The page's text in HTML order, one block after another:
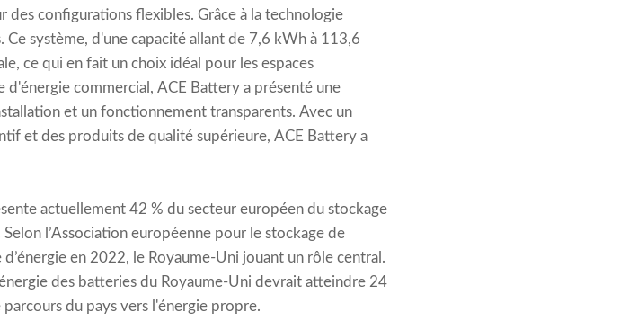
configurations flexibles. Grâce à la technologie
système, d'une capacité allant de 7,6 kWh à 113,6
ce qui en fait un choix idéal pour les espaces
d'énergie commercial, ACE Battery a présenté une
et un fonctionnement transparents. Avec un
et des produits de qualité supérieure, ACE Battery a
actuellement 42 % du secteur européen du stockage
l’Association européenne pour le stockage de
d’énergie en 2022, le Royaume-Uni jouant un rôle central.
des batteries du Royaume-Uni devrait atteindre 24
du pays vers l'énergie propre.